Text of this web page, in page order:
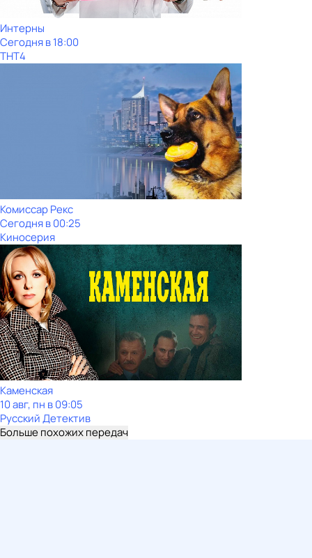
Интерны
Сегодня в 18:00
ТНТ4
Комиссар Рекс
Сегодня в 00:25
Киносерия
Каменская
10 авг, пн в 09:05
Русский Детектив
Больше похожих передач